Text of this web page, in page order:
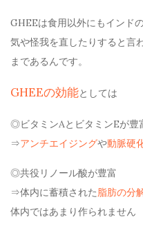
GHEEは食用以外にもインド
気や怪我を直したりすると言
まであるんです。
GHEEの効能としては
◎ビタミンAとビタミンEが豊
⇒アンチエイジングや動脈硬
◎共役リノール酸が豊富
⇒体内に蓄積された脂肪の分
体内ではあまり作られません